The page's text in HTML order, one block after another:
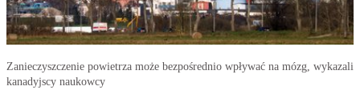
Zanieczyszczenie powietrza może bezpośrednio wpływać na mózg, wykazali
kanadyjscy naukowcy